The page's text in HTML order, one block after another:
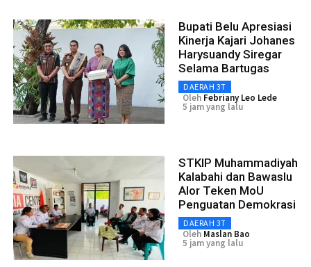
Bupati Belu Apresiasi
Kinerja Kajari Johanes
Harysuandy Siregar
Selama Bartugas
DAERAH 3T
Oleh Febriany Leo Lede
5 jam yang lalu
STKIP Muhammadiyah
Kalabahi dan Bawaslu
Alor Teken MoU
Penguatan Demokrasi
DAERAH 3T
Oleh Maslan Bao
5 jam yang lalu